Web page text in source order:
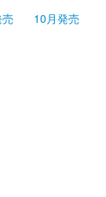
10月発売